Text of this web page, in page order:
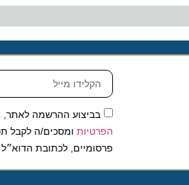
בביצוע ההרשמה לאתר,
הפרטיותומסכים/ה לקבל תכנים
פרסומיים, לכתובת הדוא״ל שלי.